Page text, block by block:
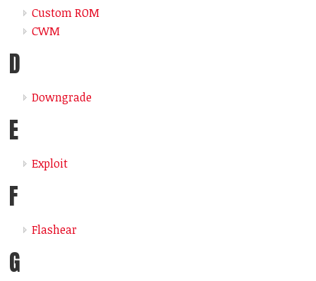
Custom ROM
CWM
D
Downgrade
E
Exploit
F
Flashear
G